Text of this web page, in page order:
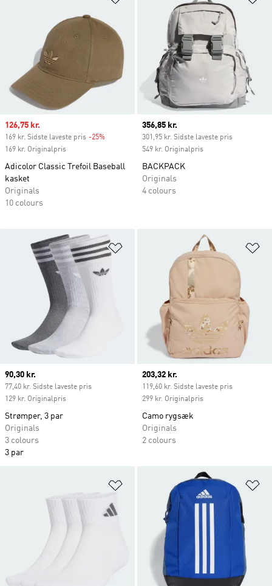
Sale price
126,75 kr.
169 kr. Sidste laveste pris -25%
169 kr. Originalpris
Adicolor Classic Trefoil Baseball
kasket
Originals
10 colours
Current price
356,85 kr.
301,95 kr. Sidste laveste pris
549 kr. Originalpris
BACKPACK
Originals
4 colours
Føj til ønskeliste
Current price
90,30 kr.
77,40 kr. Sidste laveste pris
129 kr. Originalpris
Strømper, 3 par
Originals
3 colours
3 par
Current price
203,32 kr.
119,60 kr. Sidste laveste pris
299 kr. Originalpris
Camo rygsæk
Originals
2 colours
Føj til ønskeliste